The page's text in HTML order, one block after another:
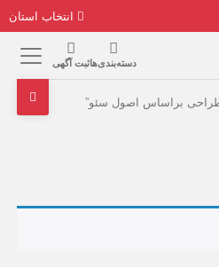
دسته‌بندی‌هاثبت آگهی
براساس اصول سئو”